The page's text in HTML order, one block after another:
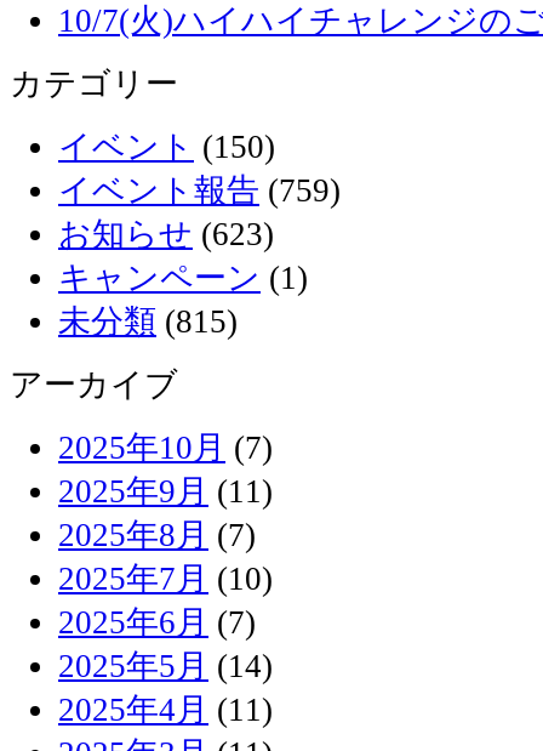
10/7(火)ハイハイチャレンジの
カテゴリー
イベント (150)
イベント報告 (759)
お知らせ (623)
キャンペーン (1)
未分類 (815)
アーカイブ
2025年10月 (7)
2025年9月 (11)
2025年8月 (7)
2025年7月 (10)
2025年6月 (7)
2025年5月 (14)
2025年4月 (11)